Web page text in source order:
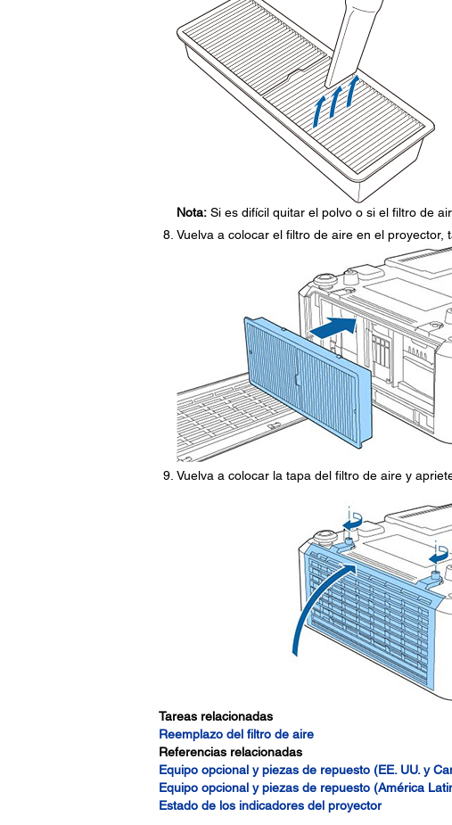
Nota:Si es difícil quitar el polvo o si el filtro de
Vuelva a colocar el filtro de aire en el proyector,
Vuelva a colocar la tapa del filtro de aire y
Tareas relacionadas
Reemplazo del filtro de aire
Referencias relacionadas
Equipo opcional y piezas de repuesto (EE. UU. y
Equipo opcional y piezas de repuesto (América
Estado de los indicadores del proyector